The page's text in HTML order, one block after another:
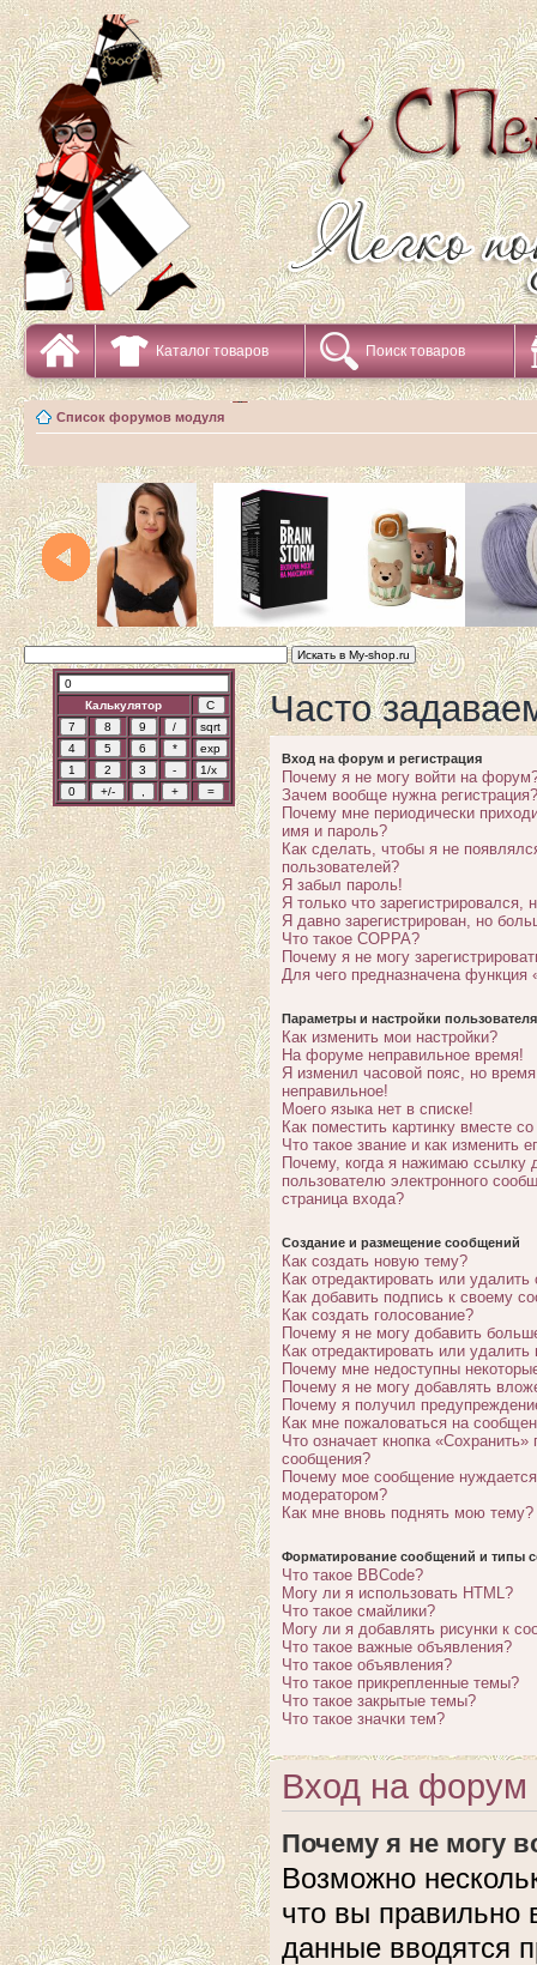
Каталог товаров Поиск товаров
Список форумов модуля
Калькулятор Часто
Вход на форум и регистрация
Почему я не могу войти на
Зачем вообще нужна регистрация?
Почему мне периодически
имя и пароль?
Как сделать, чтобы я не
пользователей?
Я забыл пароль!
Я только что зарегистрировался,
Я давно зарегистрирован, но
Что такое COPPA?
Почему я не могу
Для чего предназначена функция
Параметры и настройки пользователя
Как изменить мои настройки?
На форуме неправильное время!
Я изменил часовой пояс, но
неправильное!
Моего языка нет в списке!
Как поместить картинку вместе
Что такое звание и как изменить
Почему, когда я нажимаю ссылку
пользователю электронного
страница входа?
Создание и размещение сообщений
Как создать новую тему?
Как отредактировать или
Как добавить подпись к своему
Как создать голосование?
Почему я не могу добавить
Как отредактировать или удалить
Почему мне недоступны
Почему я не могу добавлять
Почему я получил
Как мне пожаловаться на
Что означает кнопка «Сохранить»
сообщения?
Почему мое сообщение
модератором?
Как мне вновь поднять мою тему?
Форматирование сообщений и типы
Что такое BBCode?
Могу ли я использовать HTML?
Что такое смайлики?
Могу ли я добавлять рисунки к
Что такое важные объявления?
Что такое объявления?
Что такое прикрепленные темы?
Что такое закрытые темы?
Что такое значки тем?
Вход на форум
Почему я не могу
Возможно
что вы правильно
данные вводятся